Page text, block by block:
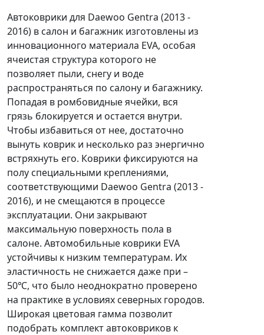
Автоковрики для Daewoo Gentra (2013 -
2016) в салон и багажник изготовлены из
инновационного материала EVA, особая
ячеистая структура которого не
позволяет пыли, снегу и воде
распространяться по салону и багажнику.
Попадая в ромбовидные ячейки, вся
грязь блокируется и остается внутри.
Чтобы избавиться от нее, достаточно
вынуть коврик и несколько раз энергично
встряхнуть его. Коврики фиксируются на
полу специальными креплениями,
соответствующими Daewoo Gentra (2013 -
2016), и не смещаются в процессе
эксплуатации. Они закрывают
максимальную поверхность пола в
салоне. Автомобильные коврики EVA
устойчивы к низким температурам. Их
эластичность не снижается даже при –
50℃, что было неоднократно проверено
на практике в условиях северных городов.
Широкая цветовая гамма позволит
подобрать комплект автоковриков к